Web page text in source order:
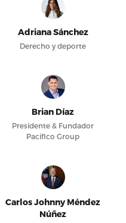
Adriana Sánchez
Derecho y deporte
Brian Díaz
Presidente & Fundador
Pacifico Group
Carlos Johnny Méndez
Núñez